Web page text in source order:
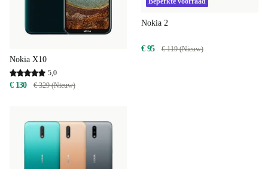
Nokia X10
5,0
Beperkte voorraad